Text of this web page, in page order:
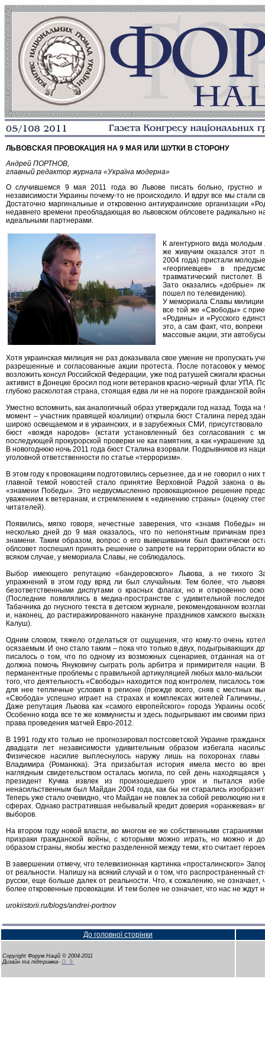
ЛЬВОВСКАЯ ПРОВОКАЦИЯ НА 9 МАЯ ИЛИ ШУТКИ В СТОРОНУ
Андрей ПОРТНОВ,
главный редактор журнала «Україна модерна»
О случившемся 9 мая 2011 года во Львове писать больно, грустно
независимости Украины почему-то не происходило. И вдруг все мы стали
Достаточно маргинальные и откровенно антиукраинские организации
недавнего времени преобладающая во львовском облсовете радикально
идеальными партнерами.
К агентурного вида молодым
же живучим оказался этот
2004 года) пристали
«георгиевцев» в
травматический пистолет.
Зато оказались «добрые»
пошел по телевидению).
У мемориала Славы милиции
все той же «Свободы» с
«Родины» и «Русского
это, а сам факт, что, вопреки
массовые акции, эти
Хотя украинская милиция не раз доказывала свое умение не пропускать
разрешенные и согласованные акции протеста. После потасовок у
возложить консул Российской Федерации, уже под ратушей сжигали
активист в Донецке бросил под ноги ветеранов красно-черный флаг УПА.
глубоко расколотая страна, стоящая едва ли не на пороге гражданской
Уместно вспомнить, как аналогичный образ утверждали год назад. Тогда
момент – участник правящей коалиции) открыла бюст Сталина перед
широко освещаемом и в украинских, и в зарубежных СМИ, присутствовало
бюст «вождя народов» (кстати установленный без согласования с
последующей прокурорской проверки не как памятник, а как «украшение
В новогоднюю ночь 2011 года бюст Сталина взорвали. Подрывников из
уголовной ответственности по статье «терроризм».
В этом году к провокациям подготовились серьезнее, да и не говорил о
главной темой новостей стало принятие Верховной Радой закона о
«знамени Победы». Это недвусмысленно провокационное решение
уважением к ветеранам, и стремлением к «единению страны» (оценку
читателей).
Появились, мягко говоря, нечестные заверения, что «знамя
несколько дней до 9 мая оказалось, что по непонятным причинам
знамени. Таким образом, вопрос о его вывешивании был фактически
облсовет поспешил принять решение о запрете на территории области
всяком случае, у мемориала Славы, не соблюдалось.
Выбор имеющего репутацию «бандеровского» Львова, а не тихого
упражнений в этом году вряд ли был случайным. Тем более, что
безответственными диспутами о красных флагах, но и откровенно
(Последние появлялись в медиа-пространстве с удивительной
Табачника до гнусного текста в детском журнале, рекомендованном
и, наконец, до растиражированного накануне праздников хамского
Калуш).
Одним словом, тяжело отделаться от ощущения, что кому-то очень
осязаемым. И оно стало таким – пока что только в двух, подыгрывающих
писалось о том, что по одному из возможных сценариев, отданная на
должна помочь Януковичу сыграть роль арбитра и примирителя нации.
перманентные проблемы с правильной артикуляцией любых мало-
того, что деятельность «Свободы» находится под контролем, писалось
для нее тепличные условия в регионе (прежде всего, сняв с местных
«Свобода» успешно играет на страхах и комплексах жителей
Даже репутация Львова как «самого европейского» города Украины
Особенно когда все те же коммунисты и здесь подыгрывают им своими
права проведения матчей Евро-2012.
В 1991 году кто только не прогнозировал постсоветской Украине
двадцати лет независимости удивительным образом избегала
Физическое насилие выплеснулось наружу лишь на похоронах главы
Владимира (Романюка). Эта призабытая история имела место во
наглядным свидетельством осталась могила, по сей день
президент Кучма извлек из произошедшего урок и пытался
ненасильственным был Майдан 2004 года, как бы ни старались
Теперь уже стало очевидно, что Майдан не повлек за собой революцию ни
сферах. Однако растратившая небывалый кредит доверия «оранжевая»
выборов.
На втором году новой власти, во многом ее же собственными
призраки гражданской войны, с которыми можно играть, но можно и
образом страны, якобы жестко разделенной между теми, кто считает
В завершении отмечу, что телевизионная картинка «просталинского»
от реальности. Напишу на всякий случай и о том, что распространенный
русски, еще больше далек от реальности. Что, к сожалению, не
более откровенные провокации. И тем более не означает, что нас не ждут
urokiistorii.ru/blogs/andrei-portnov
До головної сторінки
Copyright Форум Націй © 2004-2011
Дизайн та підтримка- О. З.